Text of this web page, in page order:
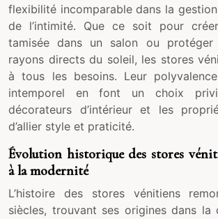
flexibilité incomparable dans la
de l’intimité. Que ce soit pour
tamisée dans un salon ou
rayons directs du soleil, les stores
à tous les besoins. Leur
intemporel en font un choix
décorateurs d’intérieur et les
d’allier style et praticité.
Évolution historique des stores
à la modernité
L’histoire des stores vénitiens
siècles, trouvant ses origines dans la